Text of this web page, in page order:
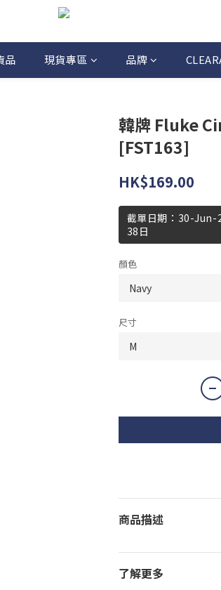
品 現貨專區 品牌
韓牌 Fluke
[FST163]
HK$169.00
截單日期：30-Jun-
38日
顏色
尺寸
商品描述
了解更多